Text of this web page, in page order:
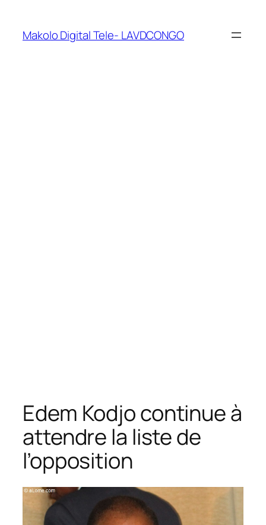
Makolo Digital Tele- LAVDCONGO
Edem Kodjo continue à
attendre la liste de
l’opposition